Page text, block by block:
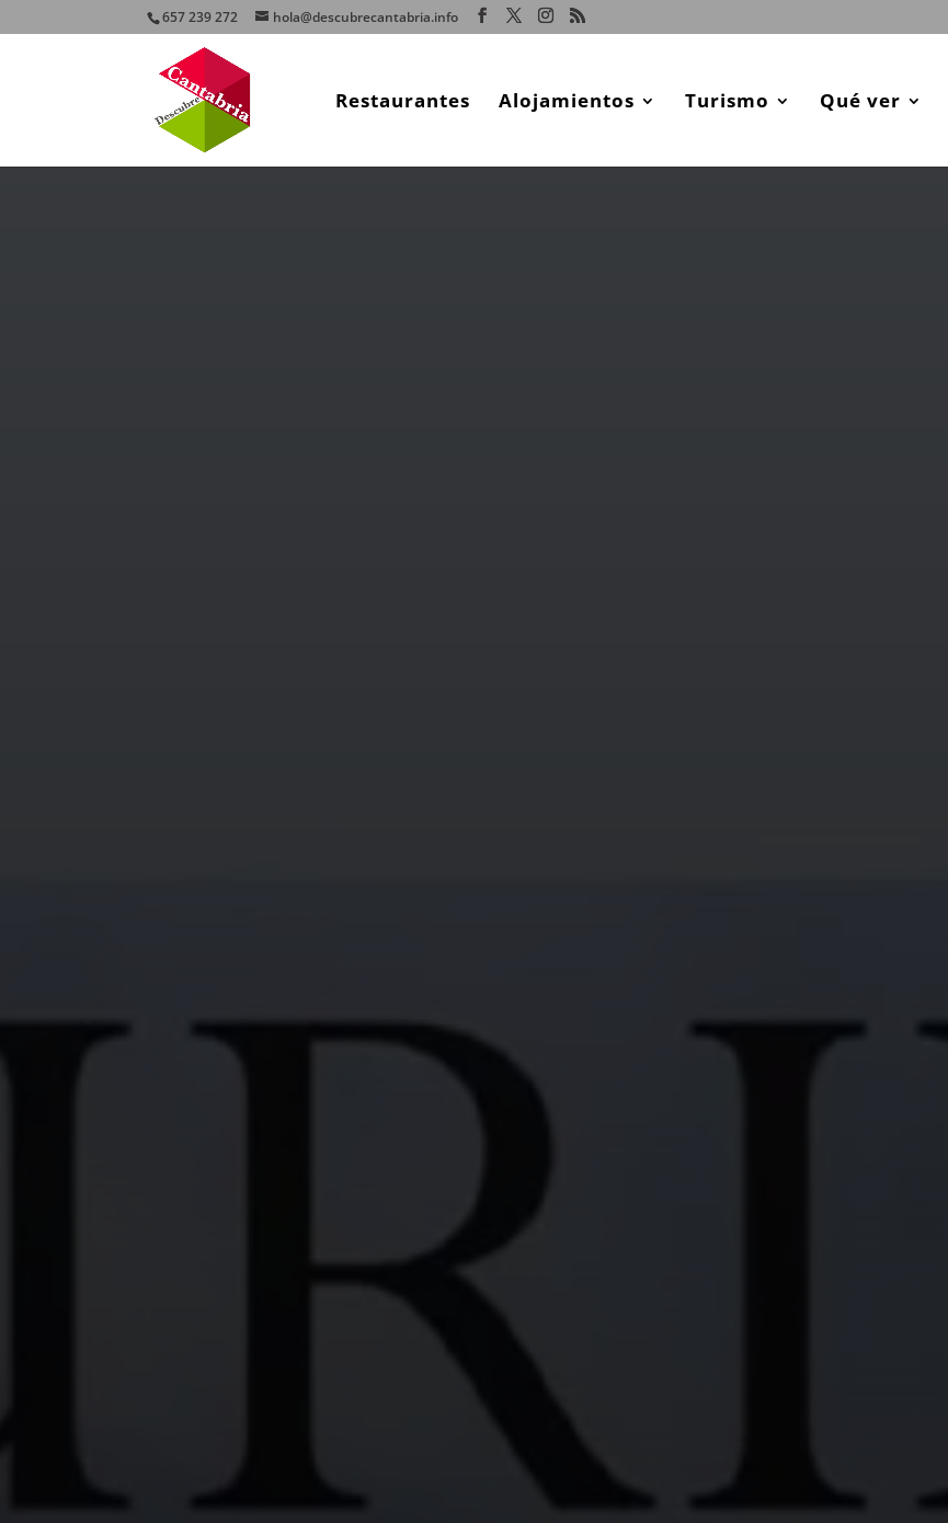
657 239 272 hola@descubrecantabria.info
Restaurantes Alojamientos Turismo Qué ver